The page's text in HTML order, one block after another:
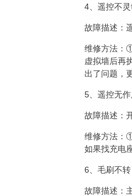
4、遥控不灵
故障描述：
维修方法：
虚拟墙后再
出了问题，
5、遥控无作
故障描述：
维修方法：
如果找充电
6、毛刷不转
故障描述：